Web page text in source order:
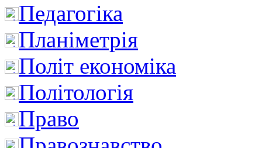
Педагогіка
Планіметрія
Політ економіка
Політологія
Право